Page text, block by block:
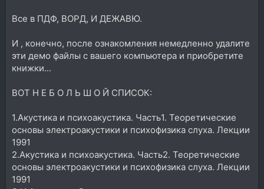
Все в ПДФ, ВОРД, И ДЕЖАВЮ.
И , конечно, после ознакомления немедленно удалите
эти демо файлы с вашего компьютера и приобретите
книжки...
ВОТ Н Е Б О Л Ь Ш О Й СПИСОК:
1.Акустика и психоакустика. Часть1. Теоретические
основы электроакустики и психофизика слуха. Лекции
1991
2.Акустика и психоакустика. Часть2. Теоретические
основы электроакустики и психофизика слуха. Лекции
1991